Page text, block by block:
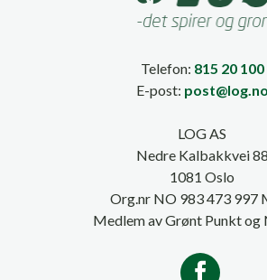
Telefon: 815 20 100
E-post: post@log.no
LOG AS
Nedre Kalbakkvei 88
1081 Oslo
Org.nr NO 983 473 997
Medlem av Grønt Punkt og